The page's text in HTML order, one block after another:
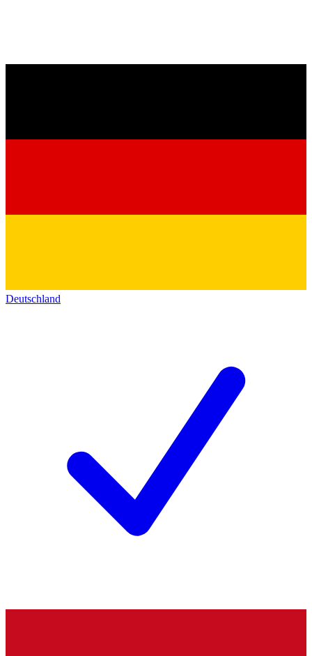
Deutschland